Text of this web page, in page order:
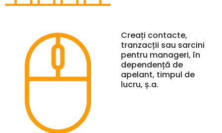
Creați contacte,
tranzacții sau sarcini
pentru manageri, în
dependență de
apelant, timpul de
lucru, ș.a.